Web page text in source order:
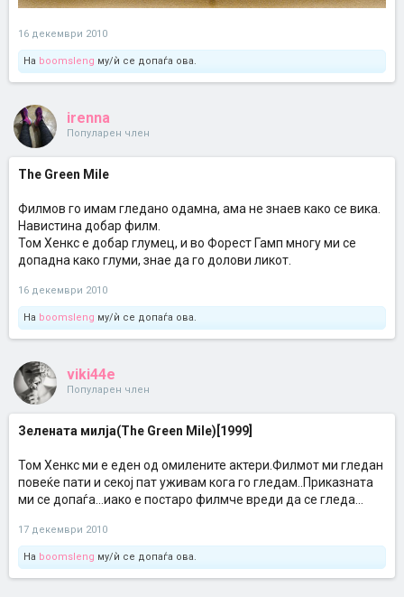
16 декември 2010
На boomsleng му/ѝ се допаѓа ова.
irenna
Популарен член
The Green Mile
Филмов го имам гледано одамна, ама не знаев како се вика.
Навистина добар филм.
Том Хенкс е добар глумец, и во Форест Гамп многу ми се
допадна како глуми, знае да го долови ликот.
16 декември 2010
На boomsleng му/ѝ се допаѓа ова.
viki44e
Популарен член
Зелената милја(The Green Mile)[1999]
Том Хенкс ми е еден од омилените актери.Филмот ми гледан
повеќе пати и секој пат уживам кога го гледам..Приказната
ми се допаѓа...иако е постаро филмче вреди да се гледа...
17 декември 2010
На boomsleng му/ѝ се допаѓа ова.